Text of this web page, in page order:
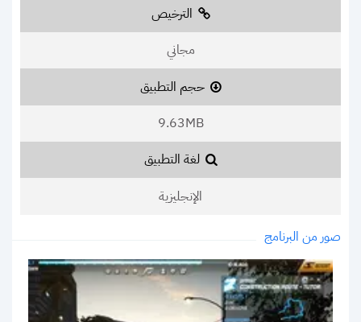
الترخيص
مجاني
حجم التطبيق
9.63MB
لغة التطبيق
الإنجليزية
صور من البرنامج